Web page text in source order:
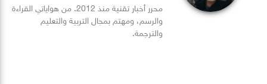
محرر أخبار تقنية منذ 2012. من هواياتي القراءة
والرسم، ومهتم بمجال التربية والتعليم
والترجمة.